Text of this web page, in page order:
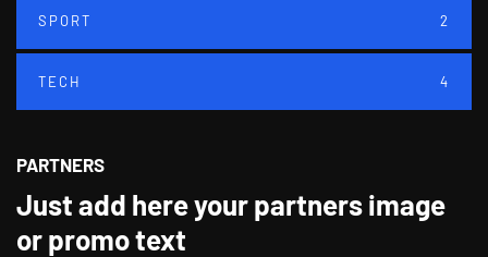
SPORT 2
TECH 4
PARTNERS
Just add here your partners image
or promo text